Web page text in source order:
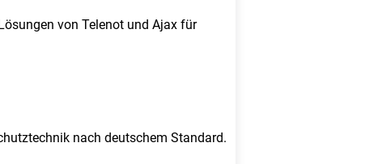
von Telenot und Ajax für
nach deutschem Standard.